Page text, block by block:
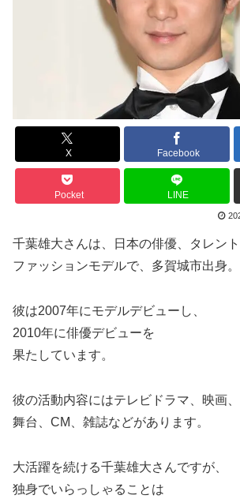
X Facebook
Pocket LINE
千葉雄大さんは、日本の俳優、タレント
ファッションモデルで、多賀城市出身。
彼は2007年にモデルデビューし、
2010年に俳優デビューを
果たしています。
彼の活動内容にはテレビドラマ、映画、
舞台、CM、雑誌などがあります。
大活躍を続ける千葉雄大さんですが、
独身でいらっしゃることは